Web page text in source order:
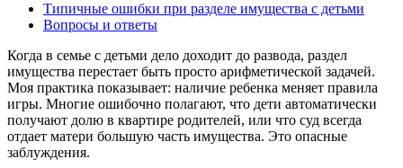
Типичные ошибки при разделе имущества с детьми
Вопросы и ответы
Когда в семье с детьми дело доходит до развода, раздел
имущества перестает быть просто арифметической задачей.
Моя практика показывает: наличие ребенка меняет правила
игры. Многие ошибочно полагают, что дети автоматически
получают долю в квартире родителей, или что суд всегда
отдает матери большую часть имущества. Это опасные
заблуждения.